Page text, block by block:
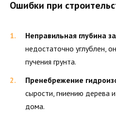
Ошибки при
Неправильная глубина
недостаточно углублен,
пучения грунта.
Пренебрежение
сырости, гниению дерева
дома.